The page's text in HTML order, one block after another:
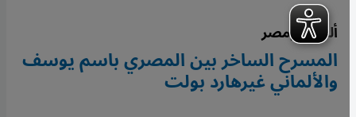
ألمانيا ومصر
المسرح الساخر بين المصري باسم يوسف
والألماني غيرهارد بولت